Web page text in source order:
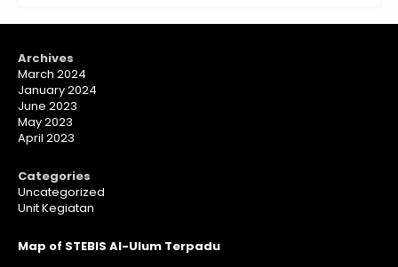
Archives
March 2024
January 2024
June 2023
May 2023
April 2023
Categories
Uncategorized
Unit Kegiatan
Map of STEBIS Al-Ulum Terpadu